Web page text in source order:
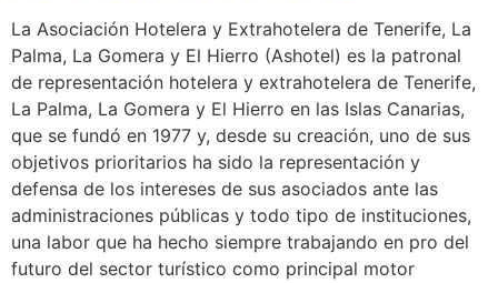
La Asociación Hotelera y Extrahotelera de Tenerife, La
Palma, La Gomera y El Hierro (Ashotel) es la patronal
de representación hotelera y extrahotelera de Tenerife,
La Palma, La Gomera y El Hierro en las Islas Canarias,
que se fundó en 1977 y, desde su creación, uno de sus
objetivos prioritarios ha sido la representación y
defensa de los intereses de sus asociados ante las
administraciones públicas y todo tipo de instituciones,
una labor que ha hecho siempre trabajando en pro del
futuro del sector turístico como principal motor